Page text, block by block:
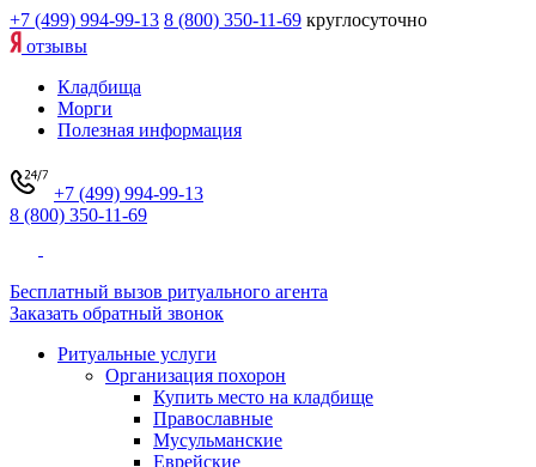
+7 (499) 994-99-13 8 (800) 350-11-69 круглосуточно
отзывы
Кладбища
Морги
Полезная информация
+7 (499) 994-99-13
8 (800) 350-11-69
Бесплатный вызов ритуального агента
Заказать обратный звонок
Ритуальные услуги
Организация похорон
Купить место на кладбище
Православные
Мусульманские
Еврейские